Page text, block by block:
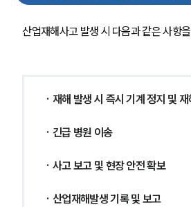
산업재해사고 발생 시 다음과 같은 사항
· 재해 발생 시 즉시 기계 정지 및
· 긴급 병원 이송
· 사고 보고 및 현장 안전 확보
· 산업재해발생 기록 및 보고